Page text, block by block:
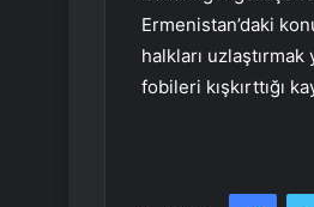
Ermenistan’daki
halkları
fobileri kışkırttığı